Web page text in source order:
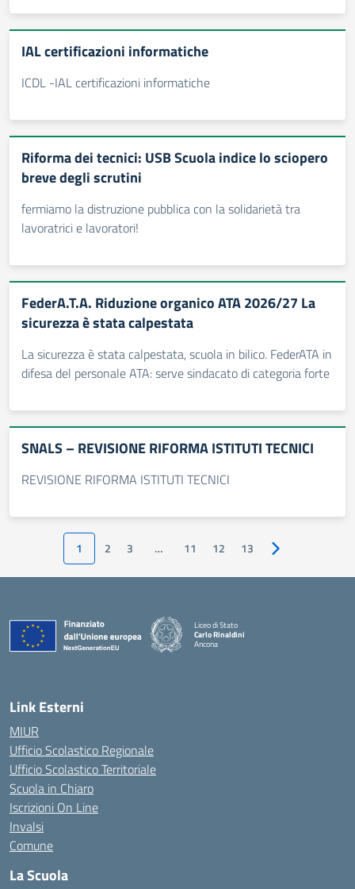
IAL certificazioni informatiche
ICDL -IAL certificazioni informatiche
Riforma dei tecnici: USB Scuola indice lo sciopero
breve degli scrutini
fermiamo la distruzione pubblica con la solidarietà tra
lavoratrici e lavoratori!
FederA.T.A. Riduzione organico ATA 2026/27 La
sicurezza è stata calpestata
La sicurezza è stata calpestata, scuola in bilico. FederATA in
difesa del personale ATA: serve sindacato di categoria forte
SNALS – REVISIONE RIFORMA ISTITUTI TECNICI
REVISIONE RIFORMA ISTITUTI TECNICI
1 2 3 … 11 12 13 Pagina
Liceo di Stato
Carlo Rinaldini
Ancona
Link Esterni
MIUR
Ufficio Scolastico Regionale
Ufficio Scolastico Territoriale
Scuola in Chiaro
Iscrizioni On Line
Invalsi
Comune
La Scuola